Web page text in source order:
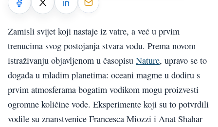
Zamisli svijet koji nastaje iz vatre, a već u prvim
trenucima svog postojanja stvara vodu. Prema novom
istraživanju objavljenom u časopisu Nature, upravo se to
događa u mladim planetima: oceani magme u dodiru s
prvim atmosferama bogatim vodikom mogu proizvesti
ogromne količine vode. Eksperimente koji su to potvrdili
vodile su znanstvenice Francesca Miozzi i Anat Shahar